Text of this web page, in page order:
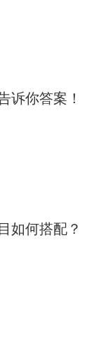
诉你答案！
如何搭配？